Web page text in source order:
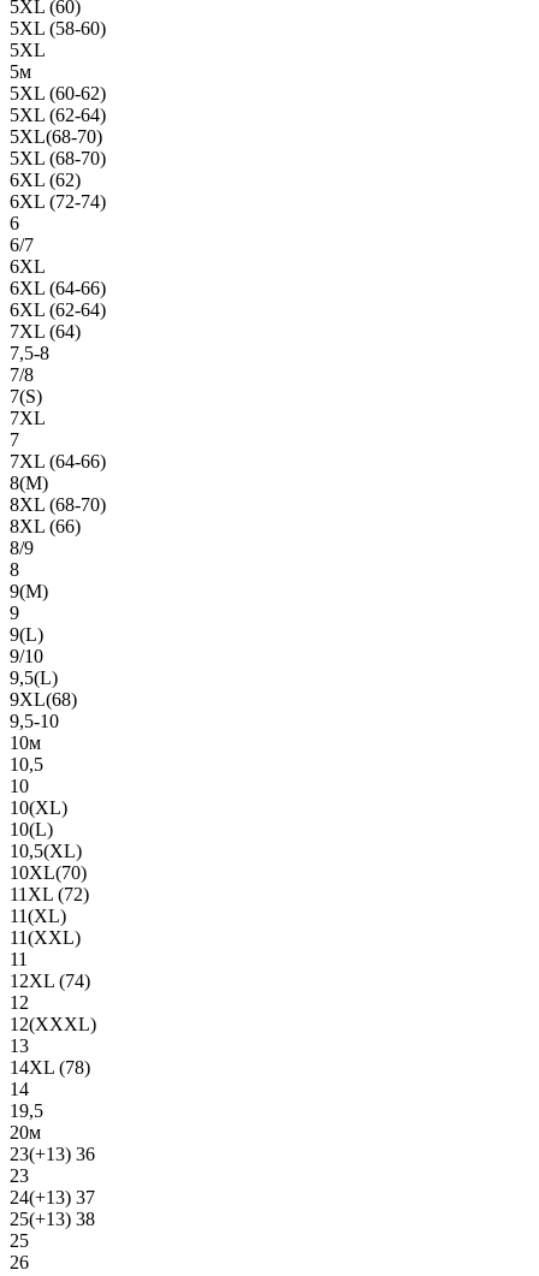
5XL (60)
5XL (58-60)
5XL
5м
5XL (60-62)
5XL (62-64)
5XL(68-70)
5XL (68-70)
6XL (62)
6XL (72-74)
6
6/7
6XL
6XL (64-66)
6XL (62-64)
7XL (64)
7,5-8
7/8
7(S)
7XL
7
7XL (64-66)
8(М)
8XL (68-70)
8XL (66)
8/9
8
9(М)
9
9(L)
9/10
9,5(L)
9XL(68)
9,5-10
10м
10,5
10
10(XL)
10(L)
10,5(XL)
10XL(70)
11XL (72)
11(XL)
11(XXL)
11
12XL (74)
12
12(ХХХL)
13
14XL (78)
14
19,5
20м
23(+13) 36
23
24(+13) 37
25(+13) 38
25
26